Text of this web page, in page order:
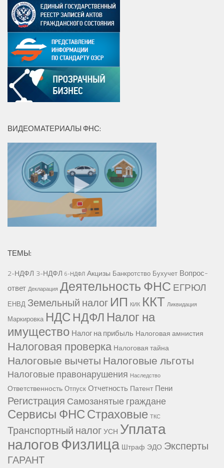
ВИДЕОМАТЕРИАЛЫ ФНС:
ТЕМЫ:
2-НДФЛ 3-НДФЛ 6-НДФЛ Акцизы Банкротство Бухучет Вопрос-
ответ Декларация Деятельность ФНС ЕГРЮЛ
ЕНВД Земельный налог ИП КИК ККТ Ликвидация
Маркировка НДС НДФЛ Налог на
имущество Налог на прибыль Налоговая амнистия
Налоговая проверка Налоговая тайна
Налоговые вычетыНалоговые льготы
Налоговые правонарушения Наследство
Ответственность Отпуск Отчетность Патент Пени
Регистрация Самозанятые граждане
Сервисы ФНССтраховые ТКС
Транспортный налогУСН Уплата
налоговФизлица Штраф ЭДО Эксперты
ГАРАНТ